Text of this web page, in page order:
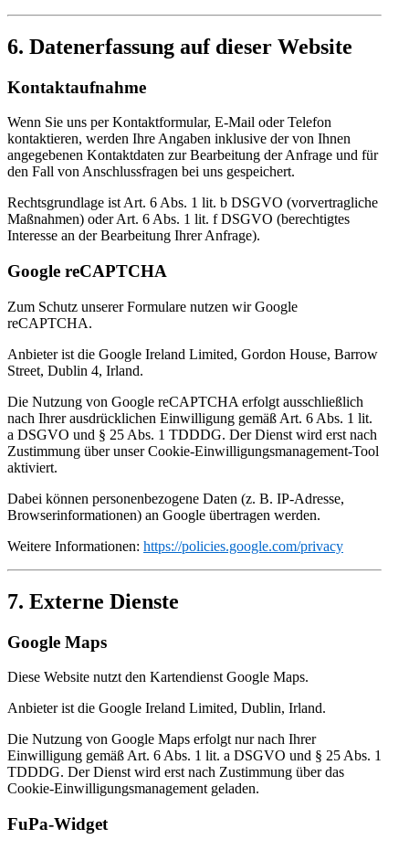
6. Datenerfassung auf dieser Website
Kontaktaufnahme
Wenn Sie uns per Kontaktformular, E-Mail oder Telefon
kontaktieren, werden Ihre Angaben inklusive der von Ihnen
angegebenen Kontaktdaten zur Bearbeitung der Anfrage und für
den Fall von Anschlussfragen bei uns gespeichert.
Rechtsgrundlage ist Art. 6 Abs. 1 lit. b DSGVO (vorvertragliche
Maßnahmen) oder Art. 6 Abs. 1 lit. f DSGVO (berechtigtes
Interesse an der Bearbeitung Ihrer Anfrage).
Google reCAPTCHA
Zum Schutz unserer Formulare nutzen wir Google
reCAPTCHA.
Anbieter ist die Google Ireland Limited, Gordon House, Barrow
Street, Dublin 4, Irland.
Die Nutzung von Google reCAPTCHA erfolgt ausschließlich
nach Ihrer ausdrücklichen Einwilligung gemäß Art. 6 Abs. 1 lit.
a DSGVO und § 25 Abs. 1 TDDDG. Der Dienst wird erst nach
Zustimmung über unser Cookie-Einwilligungsmanagement-Tool
aktiviert.
Dabei können personenbezogene Daten (z. B. IP-Adresse,
Browserinformationen) an Google übertragen werden.
Weitere Informationen: https://policies.google.com/privacy
7. Externe Dienste
Google Maps
Diese Website nutzt den Kartendienst Google Maps.
Anbieter ist die Google Ireland Limited, Dublin, Irland.
Die Nutzung von Google Maps erfolgt nur nach Ihrer
Einwilligung gemäß Art. 6 Abs. 1 lit. a DSGVO und § 25 Abs. 1
TDDDG. Der Dienst wird erst nach Zustimmung über das
Cookie-Einwilligungsmanagement geladen.
FuPa-Widget